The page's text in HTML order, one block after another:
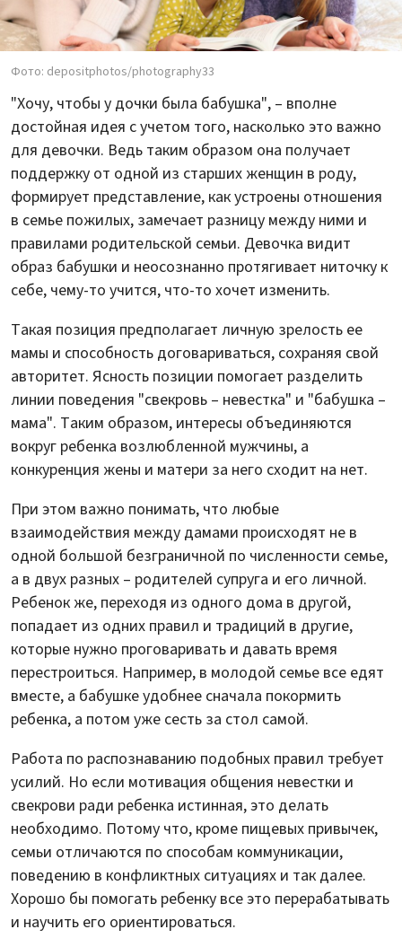
Фото: depositphotos/photography33
"Хочу, чтобы у дочки была бабушка", – вполне
достойная идея с учетом того, насколько это важно
для девочки. Ведь таким образом она получает
поддержку от одной из старших женщин в роду,
формирует представление, как устроены отношения
в семье пожилых, замечает разницу между ними и
правилами родительской семьи. Девочка видит
образ бабушки и неосознанно протягивает ниточку к
себе, чему-то учится, что-то хочет изменить.
Такая позиция предполагает личную зрелость ее
мамы и способность договариваться, сохраняя свой
авторитет. Ясность позиции помогает разделить
линии поведения "свекровь – невестка" и "бабушка –
мама". Таким образом, интересы объединяются
вокруг ребенка возлюбленной мужчины, а
конкуренция жены и матери за него сходит на нет.
При этом важно понимать, что любые
взаимодействия между дамами происходят не в
одной большой безграничной по численности семье,
а в двух разных – родителей супруга и его личной.
Ребенок же, переходя из одного дома в другой,
попадает из одних правил и традиций в другие,
которые нужно проговаривать и давать время
перестроиться. Например, в молодой семье все едят
вместе, а бабушке удобнее сначала покормить
ребенка, а потом уже сесть за стол самой.
Работа по распознаванию подобных правил требует
усилий. Но если мотивация общения невестки и
свекрови ради ребенка истинная, это делать
необходимо. Потому что, кроме пищевых привычек,
семьи отличаются по способам коммуникации,
поведению в конфликтных ситуациях и так далее.
Хорошо бы помогать ребенку все это перерабатывать
и научить его ориентироваться.